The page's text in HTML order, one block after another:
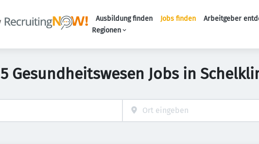
Ausbildung finden Jobs finden
Arbeitgeber
Regionen
5 Gesundheitswesen Jobs in